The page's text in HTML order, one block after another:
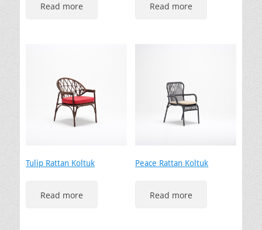
Read more Read more
Tulip Rattan Koltuk
Read more
Peace Rattan Koltuk
Read more